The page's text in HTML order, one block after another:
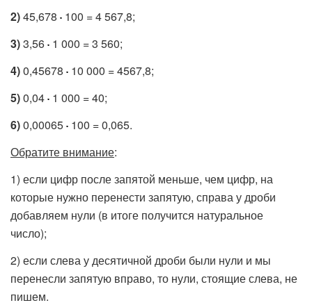
2)45,678 100 = 4 567,8;
3)3,56 1 000 = 3 560;
4)0,45678 10 000 = 4567,8;
5)0,04 1 000 = 40;
6)0,00065 100 = 0,065.
Обратите внимание:
1) если цифр после запятой меньше, чем цифр, на
которые нужно перенести запятую, справа у дроби
добавляем нули (в итоге получится натуральное
число);
2) если слева у десятичной дроби были нули и мы
перенесли запятую вправо, то нули, стоящие слева, не
пишем.